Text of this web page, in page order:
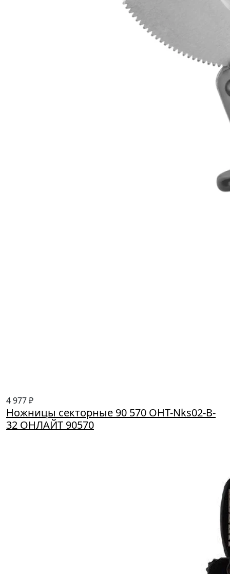
4 977 ₽
Ножницы секторные 90 570 OHT-Nks02-B-
32 ОНЛАЙТ 90570